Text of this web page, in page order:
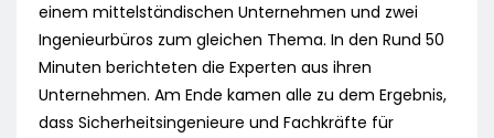
einem mittelständischen Unternehmen und zwei
Ingenieurbüros zum gleichen Thema. In den Rund 50
Minuten berichteten die Experten aus ihren
Unternehmen. Am Ende kamen alle zu dem Ergebnis,
dass Sicherheitsingenieure und Fachkräfte für